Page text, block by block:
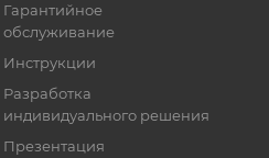
Гарантийное
обслуживание
Инструкции
Разработка
индивидуального решения
Презентация